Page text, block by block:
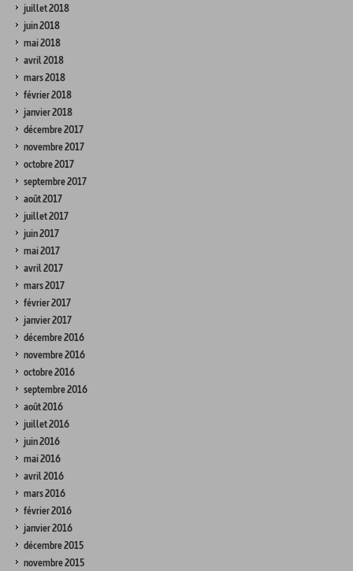
juillet 2018
juin 2018
mai 2018
avril 2018
mars 2018
février 2018
janvier 2018
décembre 2017
novembre 2017
octobre 2017
septembre 2017
août 2017
juillet 2017
juin 2017
mai 2017
avril 2017
mars 2017
février 2017
janvier 2017
décembre 2016
novembre 2016
octobre 2016
septembre 2016
août 2016
juillet 2016
juin 2016
mai 2016
avril 2016
mars 2016
février 2016
janvier 2016
décembre 2015
novembre 2015